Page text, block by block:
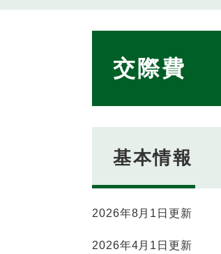
交際費
基本情報
2026年8月1日更新
2026年4月1日更新